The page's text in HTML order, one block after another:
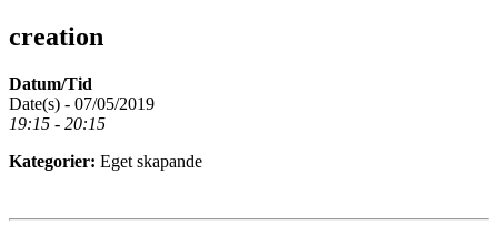
creation
Datum/Tid
Date(s) - 07/05/2019
19:15 - 20:15
Kategorier: Eget skapande